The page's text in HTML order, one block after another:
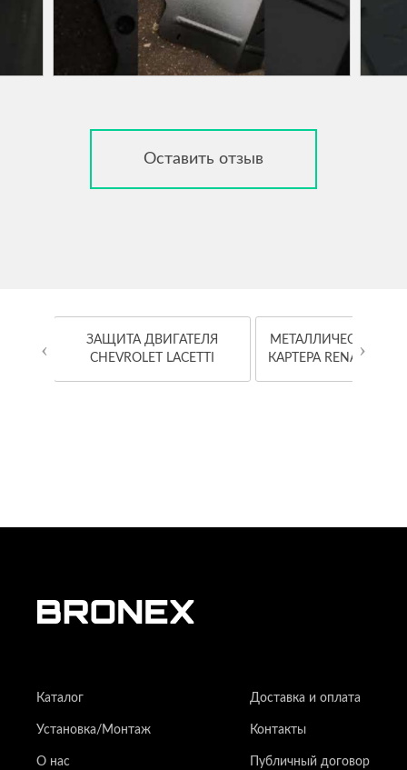
Оставить отзыв
ЗАЩИТА ДВИГАТЕЛЯ
CHEVROLET LACETTI
МЕТАЛЛИЧЕСКАЯ
КАРТЕРА RENAULT
‹ ›
Каталог Доставка и оплата
Установка/Монтаж Контакты
О нас Публичный договор